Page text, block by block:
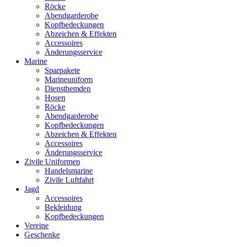
Röcke
Abendgarderobe
Kopfbedeckungen
Abzeichen & Effekten
Accessoires
Änderungsservice
Marine
Sparpakete
Marineuniform
Diensthemden
Hosen
Röcke
Abendgarderobe
Kopfbedeckungen
Abzeichen & Effekten
Accessoires
Änderungsservice
Zivile Uniformen
Handelsmarine
Zivile Luftfahrt
Jagd
Accessoires
Bekleidung
Kopfbedeckungen
Vereine
Geschenke